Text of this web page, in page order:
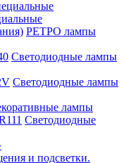
РЕТРО лампы
Светодиодные лампы
Светодиодные лампы
лампы
Светодиодные